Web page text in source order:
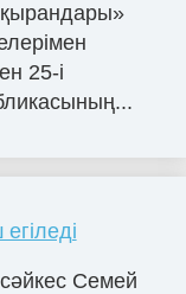
қырандары»
25-і
Семей